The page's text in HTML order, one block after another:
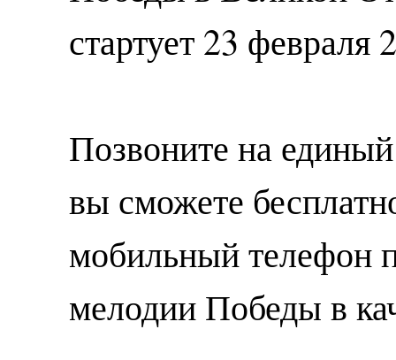
стартует 23 февраля
Позвоните на
вы сможете
мобильный телефон
мелодии Победы в